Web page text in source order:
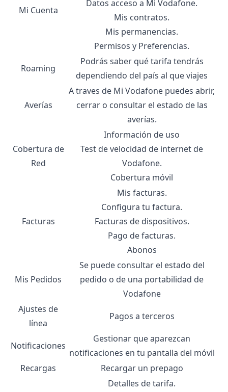
Mi Cuenta
Datos acceso a Mi Vodafone.
Mis contratos.
Mis permanencias.
Permisos y Preferencias.
Roaming
Podrás saber qué tarifa tendrás
dependiendo del país al que viajes
Averías
A traves de Mi Vodafone puedes abrir,
cerrar o consultar el estado de las
averías.
Cobertura de
Red
Información de uso
Test de velocidad de internet de
Vodafone.
Cobertura móvil
Facturas
Mis facturas.
Configura tu factura.
Facturas de dispositivos.
Pago de facturas.
Abonos
Mis Pedidos
Se puede consultar el estado del
pedido o de una portabilidad de
Vodafone
Ajustes de
línea
Pagos a terceros
Notificaciones
Gestionar que aparezcan
notificaciones en tu pantalla del móvil
Recargas
Recargar un prepago
Detalles de tarifa.